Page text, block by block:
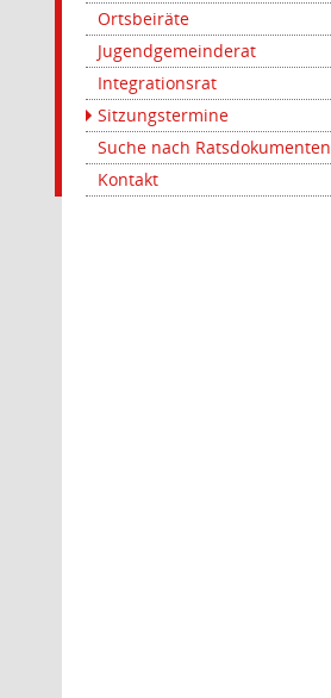
Ortsbeiräte
Jugendgemeinderat
Integrationsrat
Sitzungstermine
Suche nach Ratsdokumenten
Kontakt